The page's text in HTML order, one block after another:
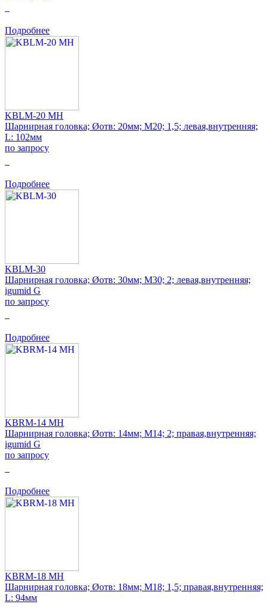
Подробнее
KBLM-20 MH
Шарнирная головка; Øотв: 20мм; M20; 1,5; левая,внутренняя;
L: 102мм
по запросу
Подробнее
KBLM-30
Шарнирная головка; Øотв: 30мм; M30; 2; левая,внутренняя;
igumid G
по запросу
Подробнее
KBRM-14 MH
Шарнирная головка; Øотв: 14мм; M14; 2; правая,внутренняя;
igumid G
по запросу
Подробнее
KBRM-18 MH
Шарнирная головка; Øотв: 18мм; M18; 1,5; правая,внутренняя;
L: 94мм